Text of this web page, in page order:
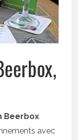
Beerbox
avec